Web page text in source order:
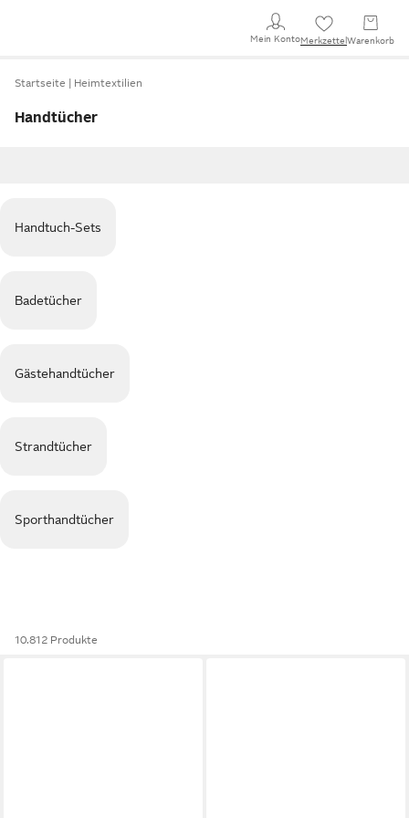
Mein KontoMerkzettel Warenkorb
Startseite Heimtextilien
Handtücher
Handtuch-Sets
Badetücher
Gästehandtücher
Strandtücher
Sporthandtücher
10.812 Produkte